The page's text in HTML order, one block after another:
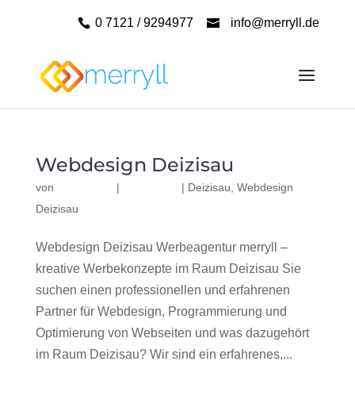
0 7121 / 9294977 info@merryll.de
Webdesign Deizisau
von | | Deizisau Webdesign
Deizisau
Webdesign Deizisau Werbeagentur merryll –
kreative Werbekonzepte im Raum Deizisau Sie
suchen einen professionellen und erfahrenen
Partner für Webdesign, Programmierung und
Optimierung von Webseiten und was dazugehört
im Raum Deizisau? Wir sind ein erfahrenes,...